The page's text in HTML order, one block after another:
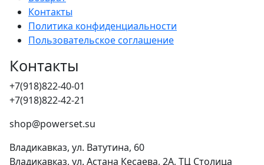
Контакты
Политика конфиденциальности
Пользовательское соглашение
Контакты
+7(918)822-40-01
+7(918)822-42-21
shop@powerset.su
Владикавказ, ул. Ватутина, 60
Владикавказ, ул. Астана Кесаева, 2А, ТЦ Столица